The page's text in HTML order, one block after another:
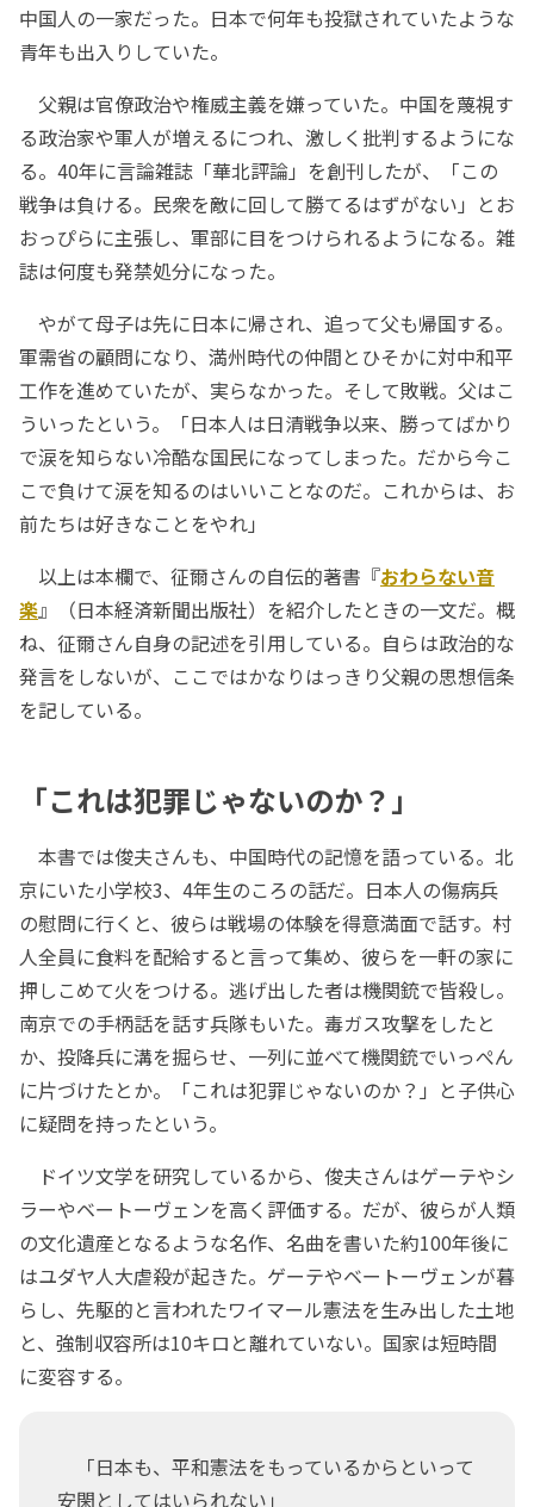
中国人の一家だった。日本で何年も投獄されていたような
青年も出入りしていた。
父親は官僚政治や権威主義を嫌っていた。中国を蔑視す
る政治家や軍人が増えるにつれ、激しく批判するようにな
る。40年に言論雑誌「華北評論」を創刊したが、「この
戦争は負ける。民衆を敵に回して勝てるはずがない」とお
おっぴらに主張し、軍部に目をつけられるようになる。雑
誌は何度も発禁処分になった。
やがて母子は先に日本に帰され、追って父も帰国する。
軍需省の顧問になり、満州時代の仲間とひそかに対中和平
工作を進めていたが、実らなかった。そして敗戦。父はこ
ういったという。「日本人は日清戦争以来、勝ってばかり
で涙を知らない冷酷な国民になってしまった。だから今こ
こで負けて涙を知るのはいいことなのだ。これからは、お
前たちは好きなことをやれ」
以上は本欄で、征爾さんの自伝的著書『おわらない音
楽』（日本経済新聞出版社）を紹介したときの一文だ。概
ね、征爾さん自身の記述を引用している。自らは政治的な
発言をしないが、ここではかなりはっきり父親の思想信条
を記している。
「これは犯罪じゃないのか？」
本書では俊夫さんも、中国時代の記憶を語っている。北
京にいた小学校3、4年生のころの話だ。日本人の傷病兵
の慰問に行くと、彼らは戦場の体験を得意満面で話す。村
人全員に食料を配給すると言って集め、彼らを一軒の家に
押しこめて火をつける。逃げ出した者は機関銃で皆殺し。
南京での手柄話を話す兵隊もいた。毒ガス攻撃をしたと
か、投降兵に溝を掘らせ、一列に並べて機関銃でいっぺん
に片づけたとか。「これは犯罪じゃないのか？」と子供心
に疑問を持ったという。
ドイツ文学を研究しているから、俊夫さんはゲーテやシ
ラーやベートーヴェンを高く評価する。だが、彼らが人類
の文化遺産となるような名作、名曲を書いた約100年後に
はユダヤ人大虐殺が起きた。ゲーテやベートーヴェンが暮
らし、先駆的と言われたワイマール憲法を生み出した土地
と、強制収容所は10キロと離れていない。国家は短時間
に変容する。
「日本も、平和憲法をもっているからといって
安閑としてはいられない」